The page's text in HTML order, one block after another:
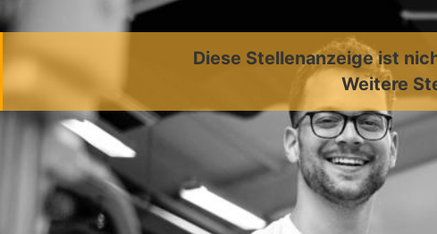
Diese Stellenanzeige ist
Weitere